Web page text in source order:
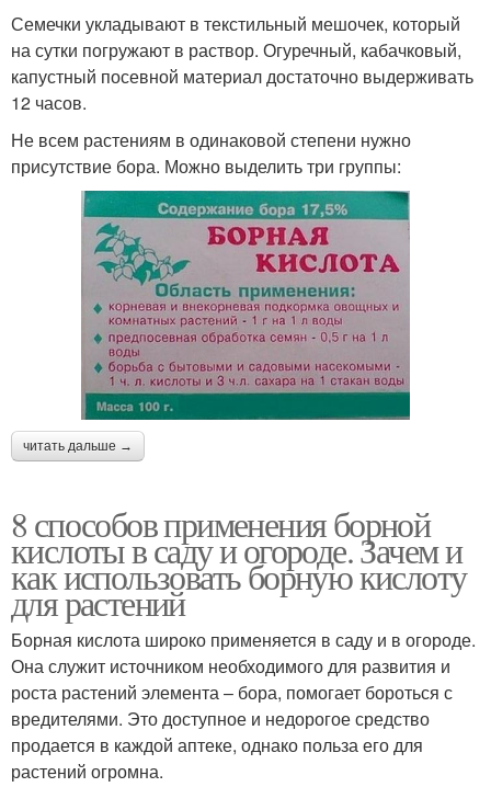
Семечки укладывают в текстильный мешочек, который
на сутки погружают в раствор. Огуречный, кабачковый,
капустный посевной материал достаточно выдерживать
12 часов.
Не всем растениям в одинаковой степени нужно
присутствие бора. Можно выделить три группы:
читать дальше →
8 способов применения борной
кислоты в саду и огороде. Зачем и
как использовать борную кислоту
для растений
Борная кислота широко применяется в саду и в огороде.
Она служит источником необходимого для развития и
роста растений элемента – бора, помогает бороться с
вредителями. Это доступное и недорогое средство
продается в каждой аптеке, однако польза его для
растений огромна.